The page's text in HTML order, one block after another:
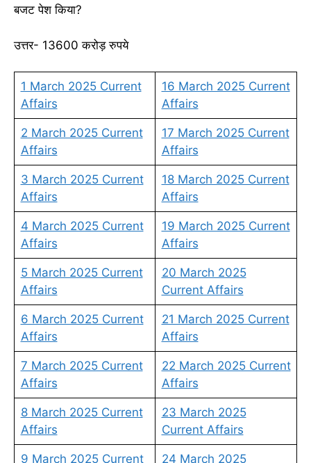
बजट पेश किया?
उत्तर- 13600 करोड़ रुपये
1 March 2025 Current
Affairs
16 March 2025 Current
Affairs
2 March 2025 Current
Affairs
17 March 2025 Current
Affairs
3 March 2025 Current
Affairs
18 March 2025 Current
Affairs
4 March 2025 Current
Affairs
19 March 2025 Current
Affairs
5 March 2025 Current
Affairs
20 March 2025
Current Affairs
6 March 2025 Current
Affairs
21 March 2025 Current
Affairs
7 March 2025 Current
Affairs
22 March 2025 Current
Affairs
8 March 2025 Current
Affairs
23 March 2025
Current Affairs
9 March 2025 Current 24 March 2025